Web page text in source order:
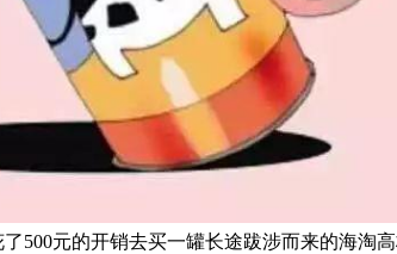
500元的开销去买一罐长途跋涉而来的海淘